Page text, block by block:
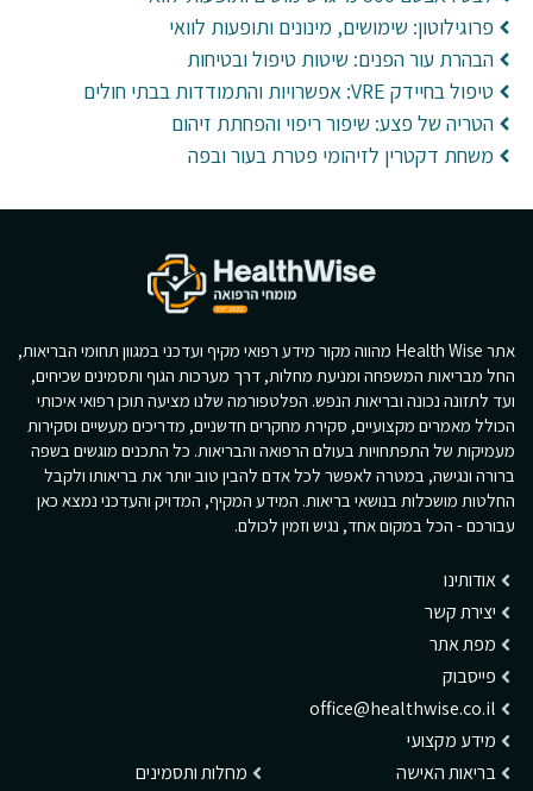
פרוגילוטון: שימושים, מינונים ותופעות לוואי
הבהרת עור הפנים: שיטות טיפול ובטיחות
טיפול בחיידק VRE: אפשרויות והתמודדות בבתי חולים
הטריה של פצע: שיפור ריפוי והפחתת זיהום
משחת דקטרין לזיהומי פטרת בעור ובפה
אתר Health Wise מהווה מקור מידע רפואי מקיף ועדכני במגוון תחומי הבריאות,
החל מבריאות המשפחה ומניעת מחלות, דרך מערכות הגוף ותסמינים שכיחים,
ועד לתזונה נכונה ובריאות הנפש. הפלטפורמה שלנו מציעה תוכן רפואי איכותי
הכולל מאמרים מקצועיים, סקירת מחקרים חדשניים, מדריכים מעשיים וסקירות
מעמיקות של התפתחויות בעולם הרפואה והבריאות. כל התכנים מוגשים בשפה
ברורה ונגישה, במטרה לאפשר לכל אדם להבין טוב יותר את בריאותו ולקבל
החלטות מושכלות בנושאי בריאות. המידע המקיף, המדויק והעדכני נמצא כאן
עבורכם - הכל במקום אחד, נגיש וזמין לכולם.
אודותינו
יצירת קשר
מפת אתר
פייסבוק
office@healthwise.co.il
מידע מקצועי
בריאות האישה
מחלות ותסמינים